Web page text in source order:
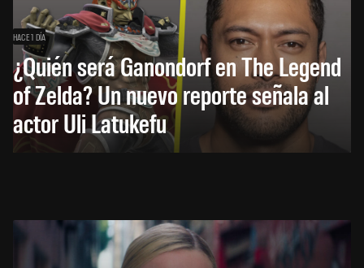
HACE 1 DÍA
¿Quién será Ganondorf en The Legend
of Zelda? Un nuevo reporte señala al
actor Uli Latukefu